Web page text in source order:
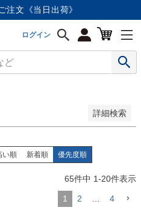
注文《当日出荷》
ログイン
詳細検索
い順 新着順 優先度順
65件中 1-20件表示
1 2 4